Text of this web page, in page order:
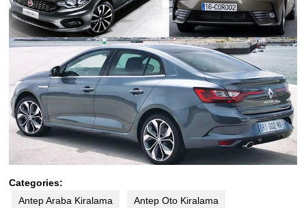
Categories:
Antep Araba Kiralama
Antep Oto Kiralama